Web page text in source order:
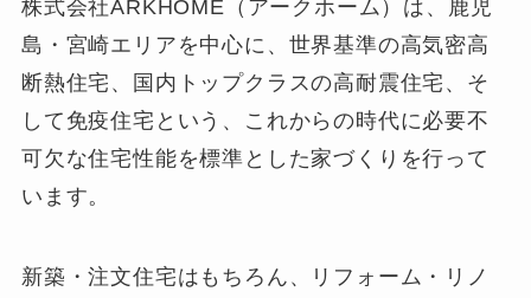
株式会社ARKHOME（アークホーム）は、鹿児
島・宮崎エリアを中心に、世界基準の高気密高
断熱住宅、国内トップクラスの高耐震住宅、そ
して免疫住宅という、これからの時代に必要不
可欠な住宅性能を標準とした家づくりを行って
います。
新築・注文住宅はもちろん、リフォーム・リノ